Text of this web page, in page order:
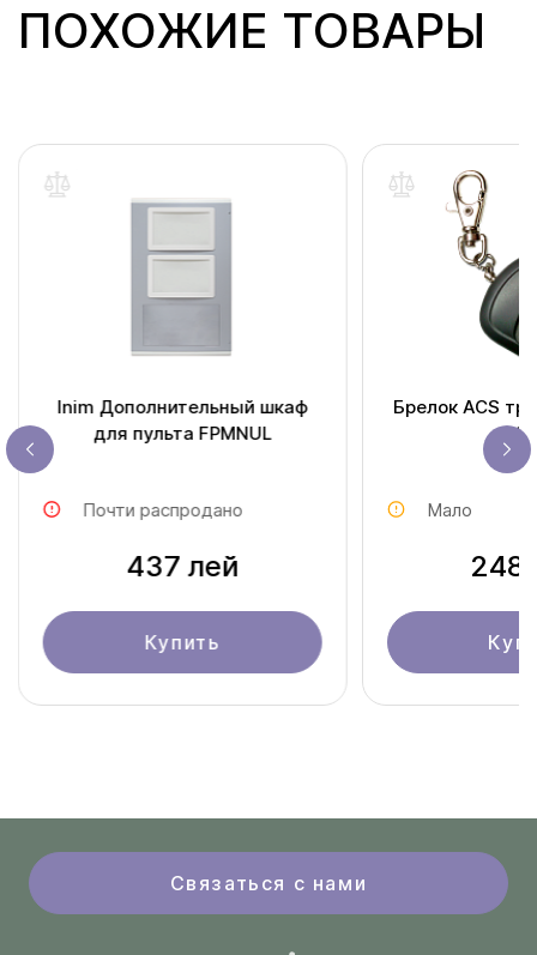
ПОХОЖИЕ ТОВАРЫ
Inim Дополнительный шкаф
для пульта FPMNUL
Почти распродано
437 лей
Купить
Брелок ACS
Мало
248
Связаться с нами